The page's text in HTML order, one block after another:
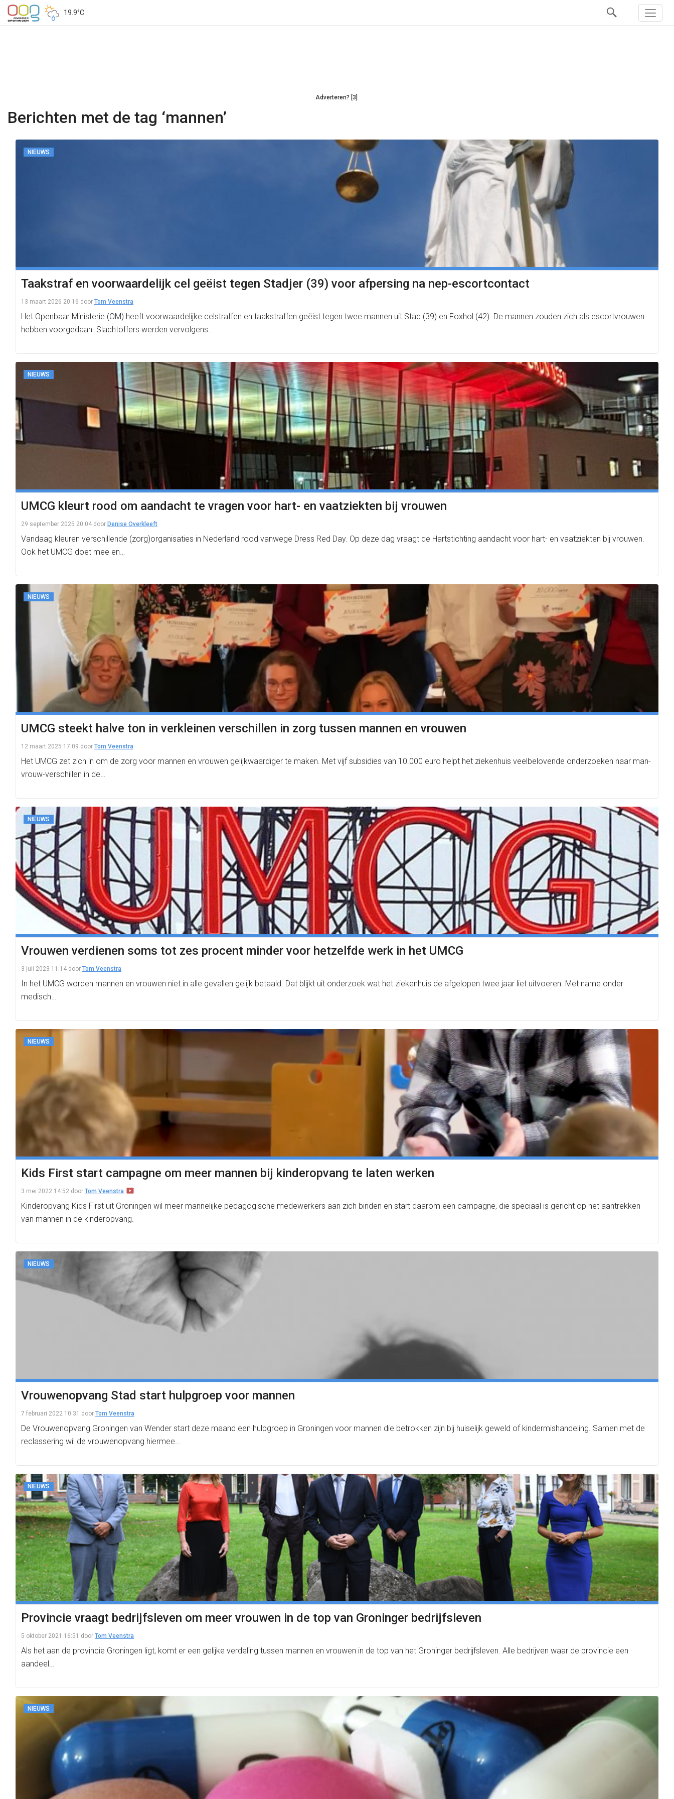
19.9°C
Adverteren? [3]
Berichten met de tag ‘mannen’
NIEUWS
Taakstraf en voorwaardelijk cel geëist tegen Stadjer (39) voor afpersing na nep-escortcontact
13 maart 2026 20:16 door Tom Veenstra
Het Openbaar Ministerie (OM) heeft voorwaardelijke celstraffen en taakstraffen geëist tegen twee mannen uit Stad (39) en Foxhol (42). De mannen zouden zich als escortvrouwen
hebben voorgedaan. Slachtoffers werden vervolgens…
NIEUWS
UMCG kleurt rood om aandacht te vragen voor hart- en vaatziekten bij vrouwen
29 september 2025 20:04 door Denise Overkleeft
Vandaag kleuren verschillende (zorg)organisaties in Nederland rood vanwege Dress Red Day. Op deze dag vraagt de Hartstichting aandacht voor hart- en vaatziekten bij vrouwen.
Ook het UMCG doet mee en…
NIEUWS
UMCG steekt halve ton in verkleinen verschillen in zorg tussen mannen en vrouwen
12 maart 2025 17:09 door Tom Veenstra
Het UMCG zet zich in om de zorg voor mannen en vrouwen gelijkwaardiger te maken. Met vijf subsidies van 10.000 euro helpt het ziekenhuis veelbelovende onderzoeken naar man-
vrouw-verschillen in de…
NIEUWS
Vrouwen verdienen soms tot zes procent minder voor hetzelfde werk in het UMCG
3 juli 2023 11:14 door Tom Veenstra
In het UMCG worden mannen en vrouwen niet in alle gevallen gelijk betaald. Dat blijkt uit onderzoek wat het ziekenhuis de afgelopen twee jaar liet uitvoeren. Met name onder
medisch…
NIEUWS
Kids First start campagne om meer mannen bij kinderopvang te laten werken
3 mei 2022 14:52 door Tom Veenstra
Kinderopvang Kids First uit Groningen wil meer mannelijke pedagogische medewerkers aan zich binden en start daarom een campagne, die speciaal is gericht op het aantrekken
van mannen in de kinderopvang.
NIEUWS
Vrouwenopvang Stad start hulpgroep voor mannen
7 februari 2022 10:31 door Tom Veenstra
De Vrouwenopvang Groningen van Wender start deze maand een hulpgroep in Groningen voor mannen die betrokken zijn bij huiselijk geweld of kindermishandeling. Samen met de
reclassering wil de vrouwenopvang hiermee…
NIEUWS
Provincie vraagt bedrijfsleven om meer vrouwen in de top van Groninger bedrijfsleven
5 oktober 2021 16:51 door Tom Veenstra
Als het aan de provincie Groningen ligt, komt er een gelijke verdeling tussen mannen en vrouwen in de top van het Groninger bedrijfsleven. Alle bedrijven waar de provincie een
aandeel…
NIEUWS